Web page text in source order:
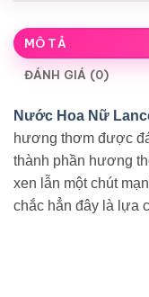
MÔ TẢ
ĐÁNH GIÁ (0)
Nước Hoa Nữ
hương thơm được
thành phần hương
xen lẫn một chút
chắc hẳn đây là lựa